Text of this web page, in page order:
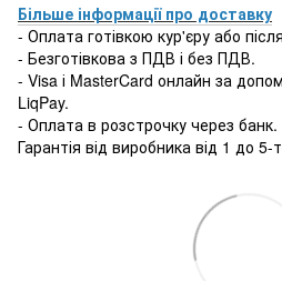
Більше інформації про доставку
- Оплата готівкою кур'єру або
- Безготівкова з ПДВ і без ПДВ.
- Visa і MasterCard онлайн за
LiqPay.
- Оплата в розстрочку через банк.
Гарантія від виробника від 1 до 5-